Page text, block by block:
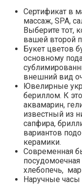
Сертификат в
массаж, SPA,
Выберите тот,
вашей второй
Букет цветов
основному
внешний вид
Ювелирные
бериллом. К
аквамарин,
известный из
сапфира,
вариантов
керамики.
Современная
хлебопечь,
Наручные часы